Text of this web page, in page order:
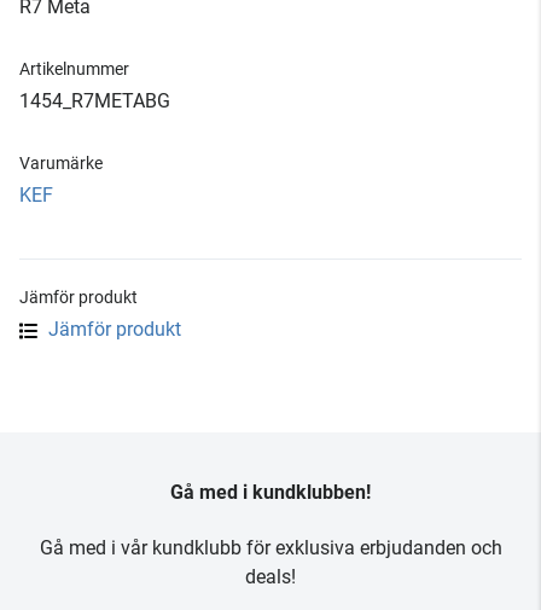
R7 Meta
Artikelnummer
1454_R7METABG
Varumärke
KEF
Jämför produkt
Jämför produkt
Gå med i kundklubben!
Gå med i vår kundklubb för exklusiva erbjudanden och
deals!